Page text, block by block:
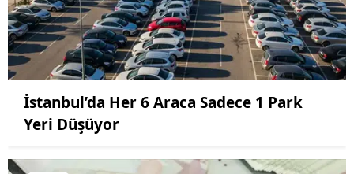
İstanbul’da Her 6 Araca Sadece 1 Park
Yeri Düşüyor